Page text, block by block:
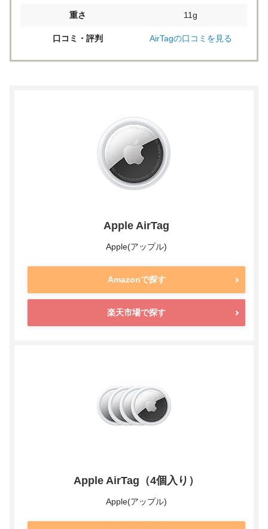
重さ 11g
口コミ・評判 AirTagの口コミを見る
Apple AirTag
Apple(アップル)
Amazonで探す
楽天市場で探す
Apple AirTag（4個入り）
Apple(アップル)